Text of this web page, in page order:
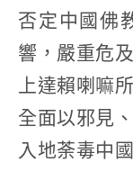
否定中國佛
響，嚴重危
上達賴喇嘛
全面以邪見
入地荼毒中